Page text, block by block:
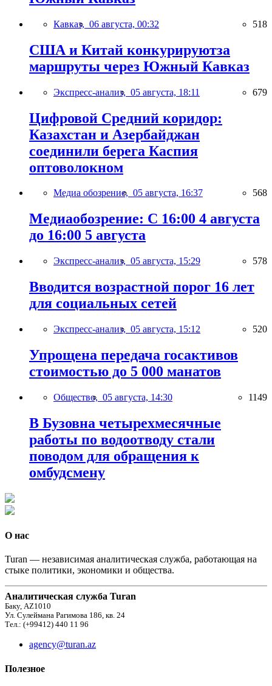
Кавказ, 06 августа, 00:32 518
США и Китай конкурируютза
маршруты через Южный Кавказ
Экспресс-анализ, 05 августа, 18:11 679
Цифровой Средний коридор:
Казахстан и Азербайджан
соединили берега Каспия
оптоволокном
Медиа обозрение, 05 августа, 16:37 568
Медиаобозрение: С 16:00 4 августа
до 16:00 5 августа
Экспресс-анализ, 05 августа, 15:29 578
Вводится возрастной порог 16 лет
для социальных сетей
Экспресс-анализ, 05 августа, 15:12 520
Упрощена передача госактивов
стоимостью до 5 000 манатов
Общество, 05 августа, 14:30 1149
В Бузовна четырехмесячные
работы по водоотводу стали
поводом для обращения к
омбудсмену
О нас
Turan — независимая аналитическая служба, работающая на
стыке политики, экономики и общества.
Аналитическая служба Turan
Баку, AZ1010
Ул. Сулеймана Рагимова 186, кв. 24
Тел.: (+99412) 440 11 96
agency@turan.az
Полезное